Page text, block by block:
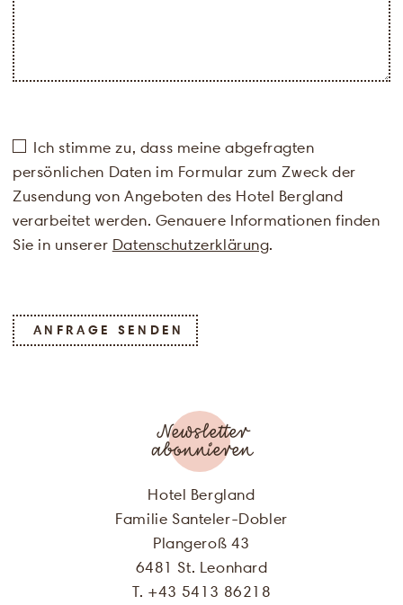
Ich stimme zu, dass meine abgefragten
persönlichen Daten im Formular zum Zweck der
Zusendung von Angeboten des Hotel Bergland
verarbeitet werden. Genauere Informationen finden
Sie in unserer Datenschutzerklärung.
ANFRAGE SENDEN
Hotel Bergland
Familie Santeler-Dobler
Plangeroß 43
6481 St. Leonhard
Newsletter
abonnieren
E-MAIL
Ich stimme zu, dass meine
abgefragten persönlichen Daten im
Formular zum Zweck der Zusendung
von Angeboten des Hotel Bergland
verarbeitet werden. Genauere
T. +43 5413 86218